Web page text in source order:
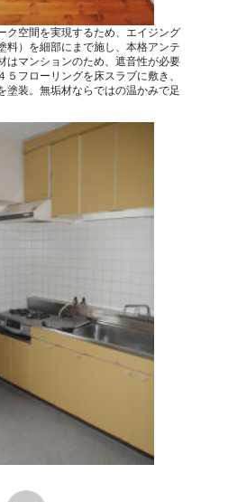
ク空間を実現するため、エイジング
料）を細部にまで施し、本格アンテ
はマンションのため、遮音性が必要
フローリングを床スラブに敷き、
塗装。無垢材ならではの温かみで足